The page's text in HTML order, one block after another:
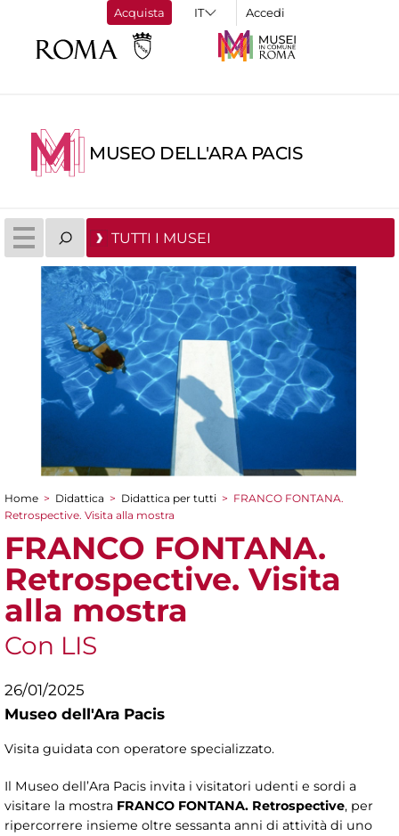
Acquista Accedi
MUSEO DELL'ARA PACIS
TUTTI I MUSEI
Tu sei qui
Home > Didattica > Didattica per tutti > FRANCO FONTANA.
Retrospective. Visita alla mostra
FRANCO FONTANA.
Retrospective. Visita
alla mostra
Con LIS
26/01/2025
Museo dell'Ara Pacis
Visita guidata con operatore specializzato.
Il Museo dell’Ara Pacis invita i visitatori udenti e sordi a
visitare la mostra FRANCO FONTANA. Retrospective, per
ripercorrere insieme oltre sessanta anni di attività di uno